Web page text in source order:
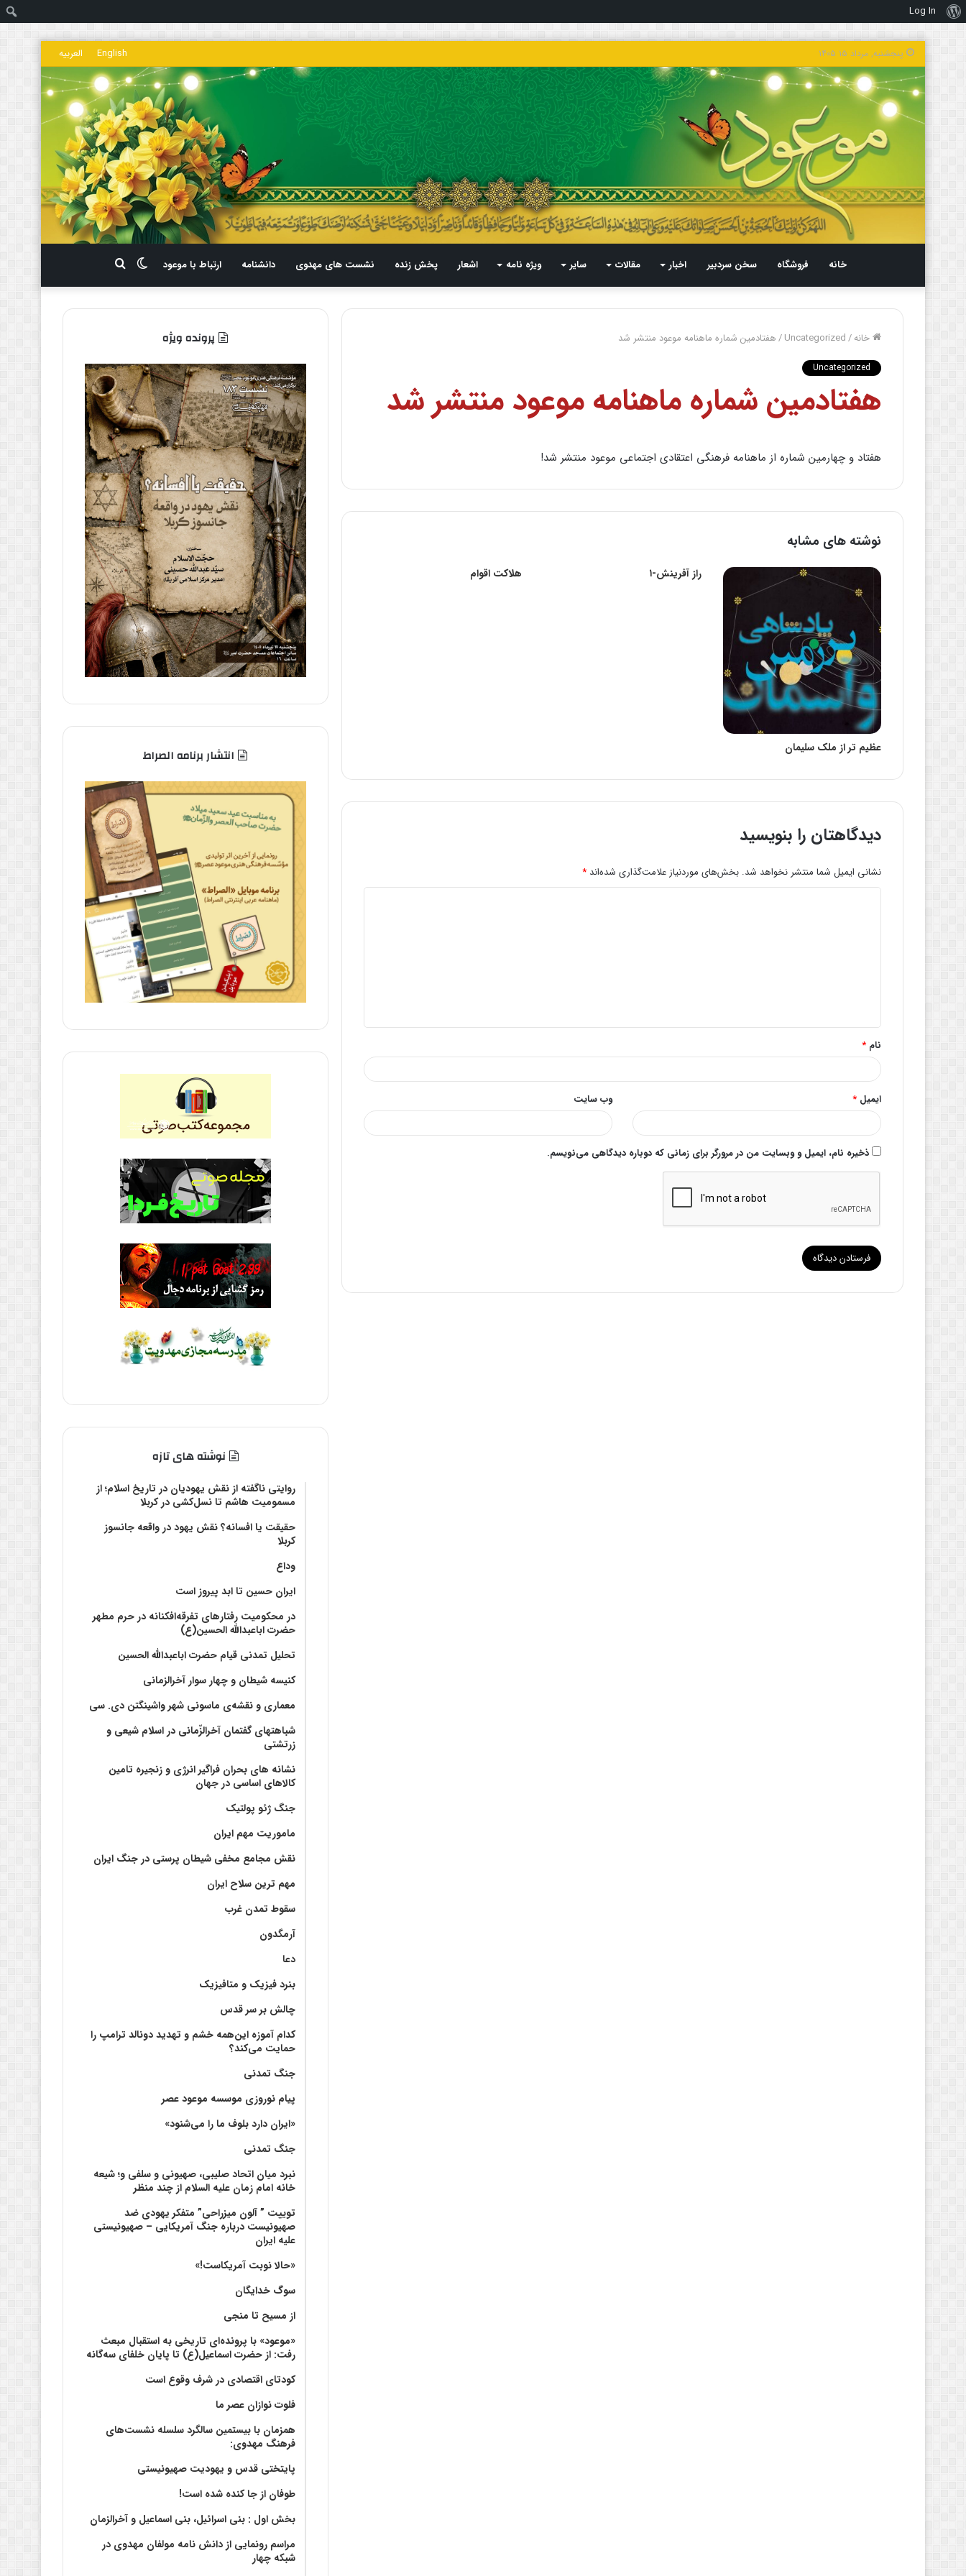
درباره
وردپرس
Log In
پنجشنبه, مرداد ۱۵ ۱۴۰۵ English العربیه
خانه فروشگاه سخن سردبیر اخبار مقالات سایر ویژه نامه اشعار پخش زنده نشست های مهدوی دانشنامه ارتباط با موعود
برای
تغییر
پوسته
خانه/
Uncategorized
/هفتادمین شماره ماهنامه موعود منتشر شد
Uncategorized
هفتادمین شماره ماهنامه موعود منتشر شد
هفتاد و چهارمین شماره از ماهنامه فرهنگى اعتقادى اجتماعى موعود منتشر شد!
نوشته های مشابه
عظيم تر از ملک سليمان
راز آفرینش-۱ هلاکت اقوام
دیدگاهتان را بنویسید
نشانی ایمیل شما منتشر نخواهد شد. بخش‌های موردنیاز علامت‌گذاری شده‌اند *
*
نام *
ایمیل * وب‌ سایت
ذخیره نام، ایمیل و وبسایت من در مرورگر برای زمانی که دوباره دیدگاهی می‌نویسم.
پرونده ویژه
انتشار برنامه الصراط
نوشته های تازه
روایتی ناگفته از نقش یهودیان در تاریخ اسلام؛ از
مسمومیت هاشم تا نسل‌کشی در کربلا
حقیقت یا افسانه؟‌ نقش یهود در واقعه جانسوز
کربلا
وداع
ایران حسین تا ابد پیروز است
در محکومیت رفتارهای تفرقه‌افکنانه در حرم مطهر
حضرت اباعبدالله الحسین(ع)
تحلیل تمدنی قیام حضرت اباعبدالله الحسین
کنیسه شیطان و چهار سوار آخرالزمانی
معماری و نقشه‌ی ماسونی شهر واشينگتن دی. سی
شباهتهای گفتمان آخر‌الزّمانی در اسلام شیعی و
زرتشتی
نشانه های بحران فراگیر انرژی و زنجیره تامین
کالاهای اساسی در جهان
جنگ ژئو پولتیک
ماموریت مهم ایران
نقش مجامع مخفی شیطان پرستی در جنگ ایران
مهم ترین سلاح ایران
سقوط تمدن غرب
آرمگدون
دعا
بنرد فیزیک و متافیزیک
چالش بر سر قدس
کدام آموزه این‌همه خشم و تهدید دونالد ترامپ را
حمایت می‌کند؟
جنگ تمدنی
پیام نوروزی موسسه موعود عصر
«ایران دارد بلوف ما را می‌شنود»
جنگ تمدنی
نبرد میان اتحاد صلیبی، صهیونی و سلفی و؛ شیعه
خانه امام زمان علیه السلام از چند منظر
توییت ” آلون میزراحی” متفکر یهودی ضد
صهیونیست درباره جنگ آمریکایی – صهیونیستی
علیه ایران
«حالا نوبت آمریکاست!»
سوگ خدایگان
از مسیح تا منجی
«موعود» با پرونده‌ای تاریخی به استقبال مبعث
رفت: از حضرت اسماعیل(ع) تا پایان خلفای سه‌گانه
کودتای اقتصادی در شرف وقوع است
فلوت نوازان عصر ما
همزمان با بیستمین سالگرد سلسله نشست‌های
فرهنگ مهدوی:‌
پایتختی قدس و یهودیت صهیونیستی
طوفان از جا کنده شده است!
بخش اول : بنی اسرائیل، بنی اسماعیل و آخرالزمان
مراسم رونمایی از دانش نامه مولفان مهدوی در
شبکه چهار